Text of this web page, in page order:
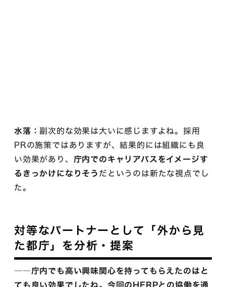
水落： 副次的な効果は大いに感じますよね。採用
PRの施策ではありますが、結果的には組織にも良
い効果があり、 庁内でのキャリアパスをイメージす
るきっかけになりそうだというのは新たな視点でし
た。
対等なパートナーとして「外から見
た都庁」を分析・提案
――庁内でも高い興味関心を持ってもらえたのはと